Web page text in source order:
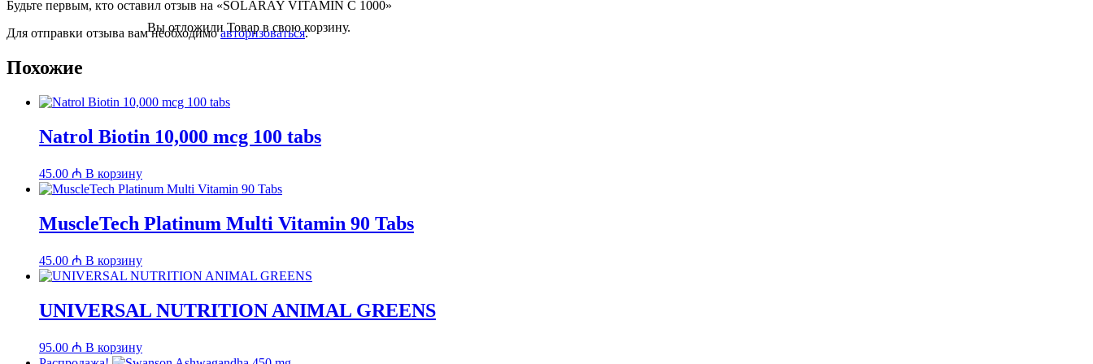
Вы отложили Товар в свою корзину.
Будьте первым, кто оставил отзыв на «SOLARAY VITAMIN C 1000»
Для отправки отзыва вам необходимоавторизоваться.
Похожие
Natrol Biotin 10,000 mcg 100 tabs
45.00 ₼ В корзину
MuscleTech Platinum Multi Vitamin 90 Tabs
45.00 ₼ В корзину
UNIVERSAL NUTRITION ANIMAL GREENS
95.00 ₼ В корзину